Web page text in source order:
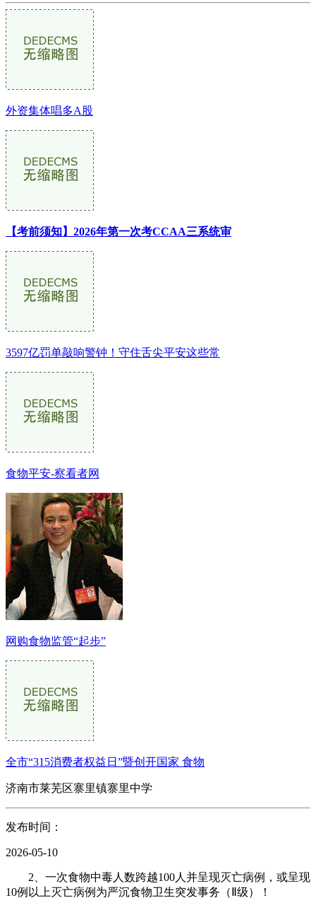
外资集体唱多A股
【考前须知】2026年第一次考CCAA三系统审
3597亿罚单敲响警钟！守住舌尖平安这些常
食物平安-察看者网
网购食物监管“起步”
全市“315消费者权益日”暨创开国家 食物
济南市莱芜区寨里镇寨里中学
发布时间：
2026-05-10
2、一次食物中毒人数跨越100人并呈现灭亡病例，或呈现
10例以上灭亡病例为严沉食物卫生突发事务（Ⅱ级）！